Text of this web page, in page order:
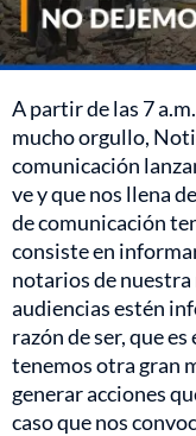
A partir de las 7
mucho orgullo,
comunicación
ve y que nos llena
de comunicación
consiste en
notarios de
audiencias estén
razón de ser, que
tenemos otra gran
generar acciones
caso que nos